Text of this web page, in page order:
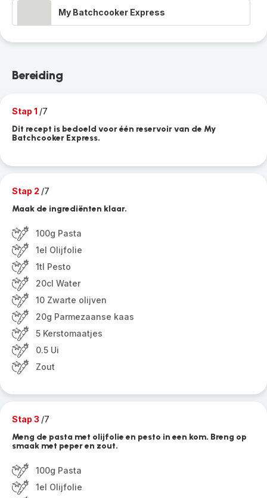
My Batchcooker Express
Bereiding
Stap 1 /7
Dit recept is bedoeld voor één reservoir van de My
Batchcooker Express.
Stap 2 /7
Maak de ingrediënten klaar.
100g Pasta
1el Olijfolie
1tl Pesto
20cl Water
10 Zwarte olijven
20g Parmezaanse kaas
5 Kerstomaatjes
0.5 Ui
Zout
Stap 3 /7
Meng de pasta met olijfolie en pesto in een kom. Breng op
smaak met peper en zout.
100g Pasta
1el Olijfolie